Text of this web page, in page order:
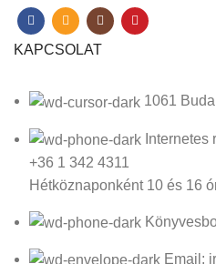
KAPCSOLAT
1061
Internetes
+36 1 342 4311
Hétköznaponként 10 és 16
Email: